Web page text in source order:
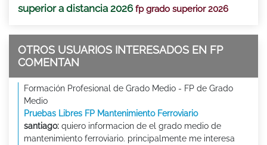
superior a distancia 2026 fp grado superior 2026
OTROS USUARIOS INTERESADOS EN FP
COMENTAN
Formación Profesional de Grado Medio - FP de Grado
Medio
Pruebas Libres FP Mantenimiento Ferroviario
santiago: quiero informacion de el grado medio de
mantenimiento ferroviario. principalmente me interesa